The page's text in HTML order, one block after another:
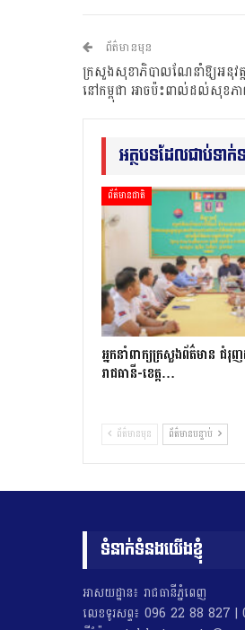
ព័ត៌មានមុន
ក្រសួងសុខាភិបាលណែនាំឱ្យអនុវត្
នៅកម្ពុជា អាចប៉ះពាល់ដល់សុខភ
អត្ថបទដែលជាប់ទាក់
ព័ត៌មានជាតិ
អ្នកនាំពាក្យក្រសួងព័ត៌មាន ជំរុ
រាជធានី-ខេត្ត…
ព័ត៌មានមុន ព័ត៌មានបន្ទាប់
ទំនាក់ទំនងយើងខ្ញុំ
អាសយដ្ឋាន៖ រាជធានីភ្នំពេញ
លេខទូរសព្ទ៖ 096 22 88 827